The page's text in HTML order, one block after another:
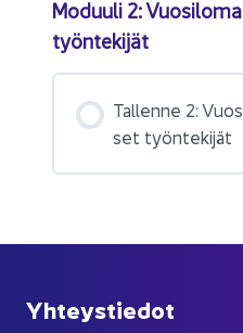
Mo­duu­li 2:
työn­te­ki­jät
Tal­len­ne 2:
set työn­te­ki­jät
Yh­teys­tie­dot